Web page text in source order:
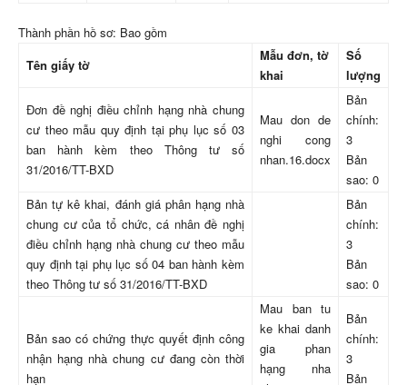
Thành phần hồ sơ: Bao gồm
Tên giấy tờ
Mẫu đơn, tờ
khai
Số
lượng
Đơn đề nghị điều chỉnh hạng nhà chung
cư theo mẫu quy định tại phụ lục số 03
ban hành kèm theo Thông tư số
31/2016/TT-BXD
Mau don de
nghi cong
nhan.16.docx
Bản
chính:
3
Bản
sao: 0
Bản tự kê khai, đánh giá phân hạng nhà
chung cư của tổ chức, cá nhân đề nghị
điều chỉnh hạng nhà chung cư theo mẫu
quy định tại phụ lục số 04 ban hành kèm
theo Thông tư số 31/2016/TT-BXD
Bản
chính:
3
Bản
sao: 0
Bản sao có chứng thực quyết định công
nhận hạng nhà chung cư đang còn thời
hạn
Mau ban tu
ke khai danh
gia phan
hạng nha
Bản
chính:
3
Bản